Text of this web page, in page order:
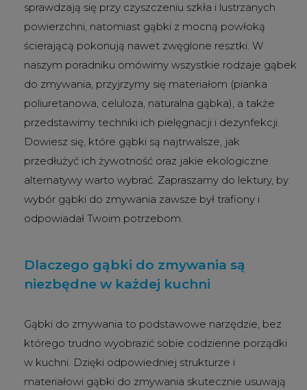
sprawdzają się przy czyszczeniu szkła i lustrzanych
powierzchni, natomiast gąbki z mocną powłoką
ścierającą pokonują nawet zwęglone resztki. W
naszym poradniku omówimy wszystkie rodzaje gąbek
do zmywania, przyjrzymy się materiałom (pianka
poliuretanowa, celuloza, naturalna gąbka), a także
przedstawimy techniki ich pielęgnacji i dezynfekcji.
Dowiesz się, które gąbki są najtrwalsze, jak
przedłużyć ich żywotność oraz jakie ekologiczne
alternatywy warto wybrać. Zapraszamy do lektury, by
wybór gąbki do zmywania zawsze był trafiony i
odpowiadał Twoim potrzebom.
Dlaczego gąbki do zmywania są
niezbędne w każdej kuchni
Gąbki do zmywania to podstawowe narzędzie, bez
którego trudno wyobrazić sobie codzienne porządki
w kuchni. Dzięki odpowiedniej strukturze i
materiałowi gąbki do zmywania skutecznie usuwają